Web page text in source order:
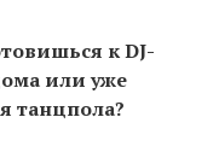
к DJ-
или уже
танцпола?